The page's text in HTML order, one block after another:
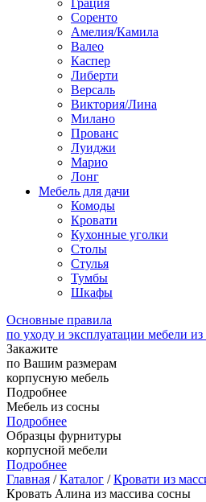
Грация
Соренто
Амелия/Камила
Валео
Каспер
Либерти
Версаль
Виктория/Лина
Милано
Прованс
Луиджи
Марио
Лонг
Мебель для дачи
Комоды
Кровати
Кухонные уголки
Столы
Стулья
Тумбы
Шкафы
Основные правила
по уходу и эксплуатации мебели из
Закажите
по Вашим размерам
корпусную мебель
Подробнее
Мебель из сосны
Подробнее
Образцы фурнитуры
корпусной мебели
Подробнее
Главная /Каталог /Кровати из
Кровать Алина из массива сосны